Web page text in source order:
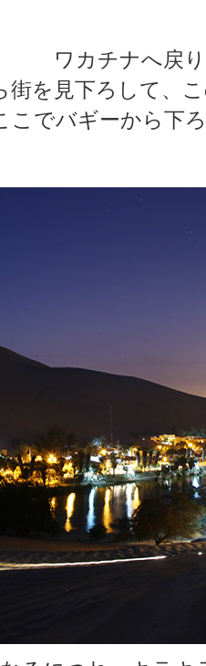
ワカチナへ戻
街を見下ろして、
こでバギーから下